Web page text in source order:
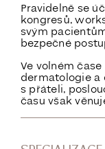
Pravidelně se
kongresů,
svým
bezpečné
Ve volném
dermatologie a
s přáteli,
času však